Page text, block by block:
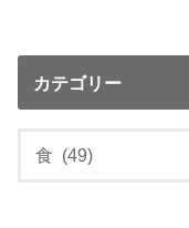
カテゴリー